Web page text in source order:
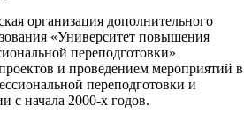
организация дополнительного
«Университет повышения
переподготовки»
и проведением мероприятий в
переподготовки и
с начала 2000-х годов.